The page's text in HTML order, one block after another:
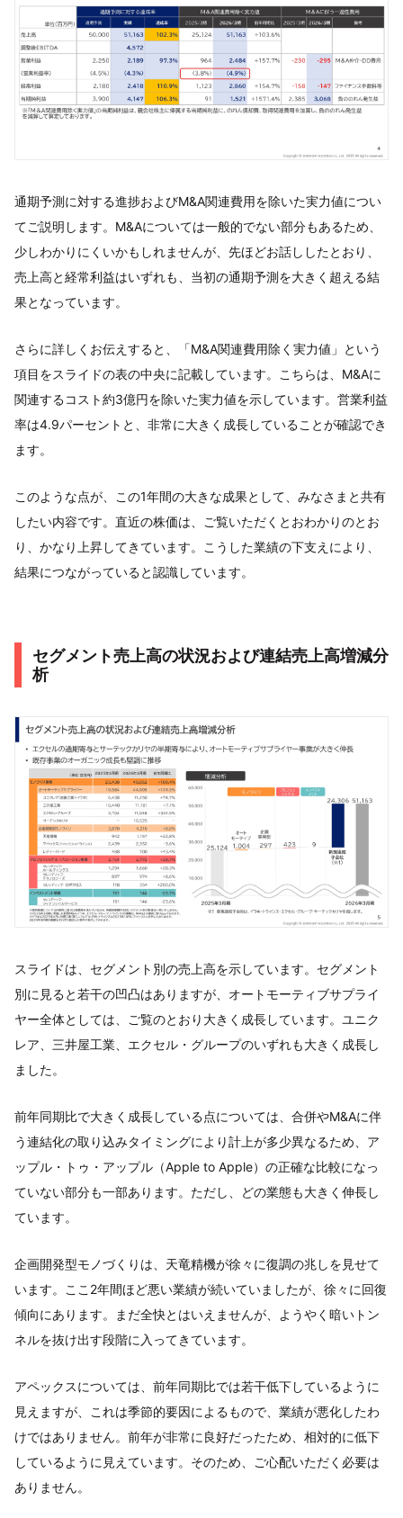
通期予測に対する進捗およびM&A関連費用を除いた実力値につい
てご説明します。M&Aについては一般的でない部分もあるため、
少しわかりにくいかもしれませんが、先ほどお話ししたとおり、
売上高と経常利益はいずれも、当初の通期予測を大きく超える結
果となっています。
さらに詳しくお伝えすると、「M&A関連費用除く実力値」という
項目をスライドの表の中央に記載しています。こちらは、M&Aに
関連するコスト約3億円を除いた実力値を示しています。営業利益
率は4.9パーセントと、非常に大きく成長していることが確認でき
ます。
このような点が、この1年間の大きな成果として、みなさまと共有
したい内容です。直近の株価は、ご覧いただくとおわかりのとお
り、かなり上昇してきています。こうした業績の下支えにより、
結果につながっていると認識しています。
セグメント売上高の状況および連結売上高増減分
析
スライドは、セグメント別の売上高を示しています。セグメント
別に見ると若干の凹凸はありますが、オートモーティブサプライ
ヤー全体としては、ご覧のとおり大きく成長しています。ユニク
レア、三井屋工業、エクセル・グループのいずれも大きく成長し
ました。
前年同期比で大きく成長している点については、合併やM&Aに伴
う連結化の取り込みタイミングにより計上が多少異なるため、ア
ップル・トゥ・アップル（Apple to Apple）の正確な比較になっ
ていない部分も一部あります。ただし、どの業態も大きく伸長し
ています。
企画開発型モノづくりは、天竜精機が徐々に復調の兆しを見せて
います。ここ2年間ほど悪い業績が続いていましたが、徐々に回復
傾向にあります。まだ全快とはいえませんが、ようやく暗いトン
ネルを抜け出す段階に入ってきています。
アペックスについては、前年同期比では若干低下しているように
見えますが、これは季節的要因によるもので、業績が悪化したわ
けではありません。前年が非常に良好だったため、相対的に低下
しているように見えています。そのため、ご心配いただく必要は
ありません。